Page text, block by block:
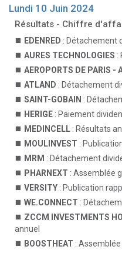
Lundi 10 Juin 2024
Résultats - Chiffre
EDENRED : Détachement
AURES TECHNOLOGIES :
AEROPORTS DE PARIS -
ATLAND : Détachement
SAINT-GOBAIN :
HERIGE : Paiement
MEDINCELL : Résultats
MOULINVEST :
MRM : Détachement
PHARNEXT : Assemblée
VERSITY : Publication
WE.CONNECT :
ZCCM INVESTMENTS
annuel
BOOSTHEAT :